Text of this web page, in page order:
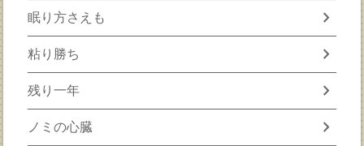
眠り方さえも chevron_right
粘り勝ち chevron_right
残り一年 chevron_right
ノミの心臓 chevron_right